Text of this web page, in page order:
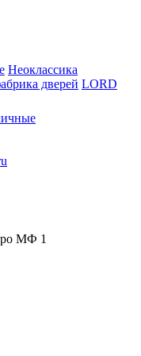
Неоклассика
дверей LORD
МФ 1